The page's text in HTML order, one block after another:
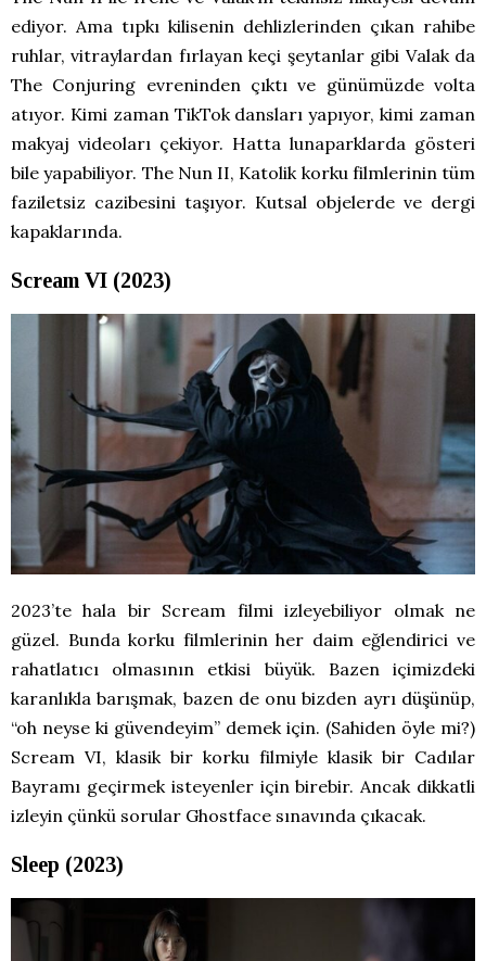
ediyor. Ama tıpkı kilisenin dehlizlerinden çıkan rahibe
ruhlar, vitraylardan fırlayan keçi şeytanlar gibi Valak da
The Conjuring evreninden çıktı ve günümüzde volta
atıyor. Kimi zaman TikTok dansları yapıyor, kimi zaman
makyaj videoları çekiyor. Hatta lunaparklarda gösteri
bile yapabiliyor. The Nun II, Katolik korku filmlerinin tüm
faziletsiz cazibesini taşıyor. Kutsal objelerde ve dergi
kapaklarında.
Scream VI (2023)
2023’te hala bir Scream filmi izleyebiliyor olmak ne
güzel. Bunda korku filmlerinin her daim eğlendirici ve
rahatlatıcı olmasının etkisi büyük. Bazen içimizdeki
karanlıkla barışmak, bazen de onu bizden ayrı düşünüp,
“oh neyse ki güvendeyim” demek için. (Sahiden öyle mi?)
Scream VI, klasik bir korku filmiyle klasik bir Cadılar
Bayramı geçirmek isteyenler için birebir. Ancak dikkatli
izleyin çünkü sorular Ghostface sınavında çıkacak.
Sleep (2023)